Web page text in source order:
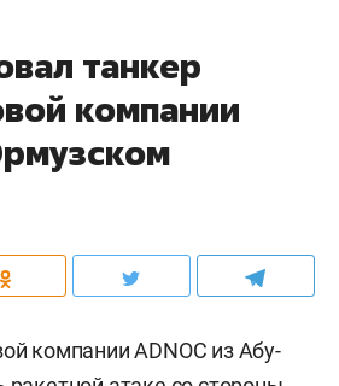
танкер
компании
компании ADNOC из Абу-